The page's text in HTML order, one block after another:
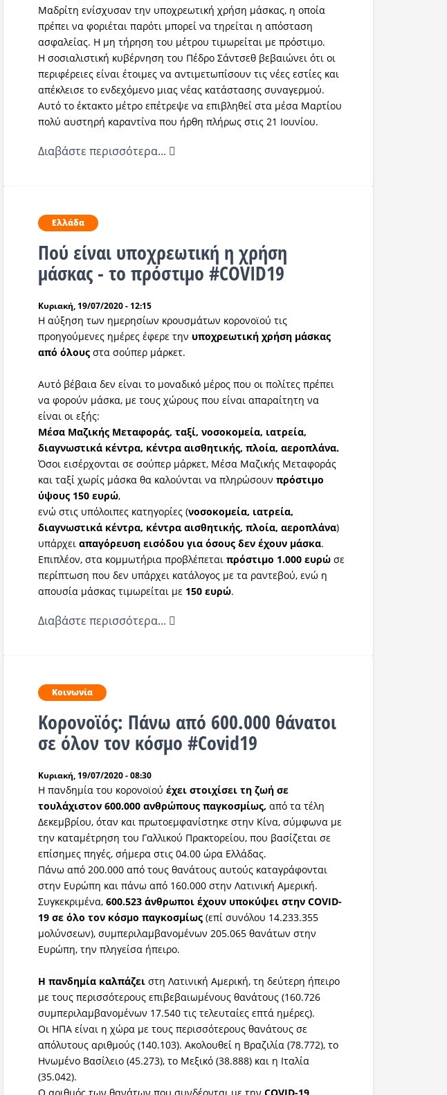
Μαδρίτη ενίσχυσαν την υποχρεωτική χρήση μάσκας, η οποία
πρέπει να φοριέται παρότι μπορεί να τηρείται η απόσταση
ασφαλείας. Η μη τήρηση του μέτρου τιμωρείται με πρόστιμο.
Η σοσιαλιστική κυβέρνηση του Πέδρο Σάντσεθ βεβαιώνει ότι οι
περιφέρειες είναι έτοιμες να αντιμετωπίσουν τις νέες εστίες και
απέκλεισε το ενδεχόμενο μιας νέας κατάστασης συναγερμού.
Αυτό το έκτακτο μέτρο επέτρεψε να επιβληθεί στα μέσα Μαρτίου
πολύ αυστηρή καραντίνα που ήρθη πλήρως στις 21 Ιουνίου.
Διαβάστε περισσότερα...
Ελλάδα
Πού είναι υποχρεωτική η χρήση
μάσκας - το πρόστιμο #COVID19
Κυριακή, 19/07/2020 - 12:15
Η αύξηση των ημερησίων κρουσμάτων κορονοϊού τις
προηγούμενες ημέρες έφερε την υποχρεωτική χρήση μάσκας
από όλους στα σούπερ μάρκετ.
Αυτό βέβαια δεν είναι το μοναδικό μέρος που οι πολίτες πρέπει
να φορούν μάσκα, με τους χώρους που είναι απαραίτητη να
είναι οι εξής:
Μέσα Μαζικής Μεταφοράς, ταξί, νοσοκομεία, ιατρεία,
διαγνωστικά κέντρα, κέντρα αισθητικής, πλοία, αεροπλάνα.
Όσοι εισέρχονται σε σούπερ μάρκετ, Μέσα Μαζικής Μεταφοράς
και ταξί χωρίς μάσκα θα καλούνται να πληρώσουνπρόστιμο
ύψους 150 ευρώ,
ενώ στις υπόλοιπες κατηγορίες (νοσοκομεία, ιατρεία,
διαγνωστικά κέντρα, κέντρα αισθητικής, πλοία, αεροπλάνα)
υπάρχειαπαγόρευση εισόδου για όσους δεν έχουν μάσκα.
Επιπλέον, στα κομμωτήρια προβλέπεται πρόστιμο 1.000 ευρώ σε
περίπτωση που δεν υπάρχει κατάλογος με τα ραντεβού, ενώ η
απουσία μάσκας τιμωρείται με 150 ευρώ.
Διαβάστε περισσότερα...
Κοινωνία
Κορονοϊός: Πάνω από 600.000 θάνατοι
σε όλον τον κόσμο #Covid19
Κυριακή, 19/07/2020 - 08:30
Η πανδημία του κορονοϊού έχει στοιχίσει τη ζωή σε
τουλάχιστον 600.000 ανθρώπους παγκοσμίως, από τα τέλη
Δεκεμβρίου, όταν και πρωτοεμφανίστηκε στην Κίνα, σύμφωνα με
την καταμέτρηση του Γαλλικού Πρακτορείου, που βασίζεται σε
επίσημες πηγές, σήμερα στις 04.00 ώρα Ελλάδας.
Πάνω από 200.000 από τους θανάτους αυτούς καταγράφονται
στην Ευρώπη και πάνω από 160.000 στην Λατινική Αμερική.
Συγκεκριμένα, 600.523 άνθρωποι έχουν υποκύψει στην COVID-
19 σε όλο τον κόσμο παγκοσμίως (επί συνόλου 14.233.355
μολύνσεων), συμπεριλαμβανομένων 205.065 θανάτων στην
Ευρώπη, την πληγείσα ήπειρο.
Η πανδημία καλπάζει στη Λατινική Αμερική, τη δεύτερη ήπειρο
με τους περισσότερους επιβεβαιωμένους θανάτους (160.726
συμπεριλαμβανομένων 17.540 τις τελευταίες επτά ημέρες).
Οι ΗΠΑ είναι η χώρα με τους περισσότερους θανάτους σε
απόλυτους αριθμούς (140.103). Ακολουθεί η Βραζιλία (78.772), το
Ηνωμένο Βασίλειο (45.273), το Μεξικό (38.888) και η Ιταλία
(35.042).